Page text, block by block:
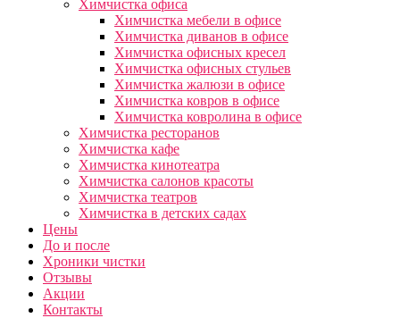
Химчистка офиса
Химчистка мебели в офисе
Химчистка диванов в офисе
Химчистка офисных кресел
Химчистка офисных стульев
Химчистка жалюзи в офисе
Химчистка ковров в офисе
Химчистка ковролина в офисе
Химчистка ресторанов
Химчистка кафе
Химчистка кинотеатра
Химчистка салонов красоты
Химчистка театров
Химчистка в детских садах
Цены
До и после
Хроники чистки
Отзывы
Акции
Контакты